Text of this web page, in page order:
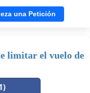
una Petición
limitar el vuelo de